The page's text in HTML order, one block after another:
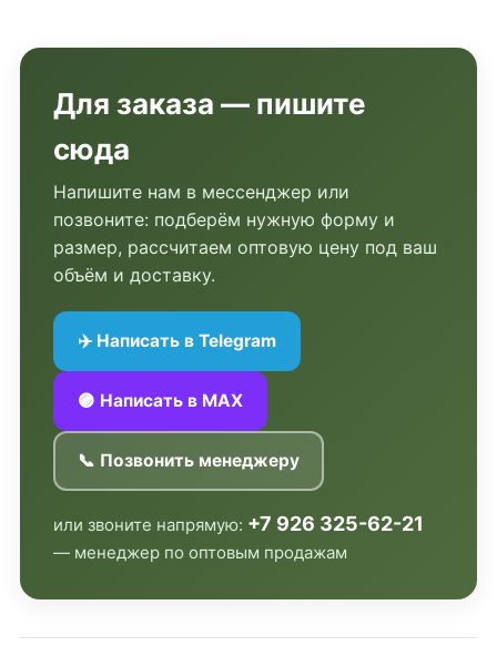
Для заказа — пишите
сюда
Напишите нам в мессенджер или
позвоните: подберём нужную форму и
размер, рассчитаем оптовую цену под ваш
объём и доставку.
✈️ Написать в Telegram
🟣 Написать в MAX
📞 Позвонить менеджеру
или звоните напрямую: +7 926 325-62-21
— менеджер по оптовым продажам